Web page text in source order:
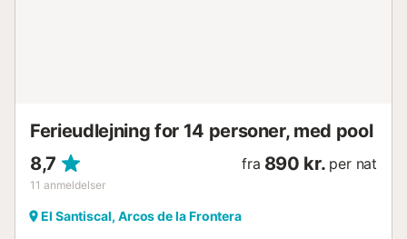
Ferieudlejning for 14 personer, med pool
8,7
11 anmeldelser
fra 890 kr. per nat
El Santiscal, Arcos de la Frontera